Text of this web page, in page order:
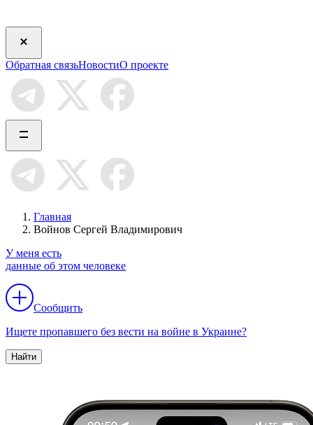
Обратная связьНовостиО проекте
Главная
Войнов Сергей Владимирович
У меня есть
данные об этом человеке
Сообщить
Ищете пропавшего без вести на войне в Украине?
Найти